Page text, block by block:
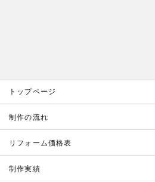
トップページ
制作の流れ
リフォーム価格表
制作実績